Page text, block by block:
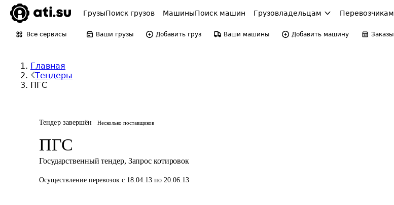
ГрузыПоиск грузов МашиныПоиск машин Грузовладельцам Перевозчикам
Все сервисы Ваши грузы Добавить груз Ваши машины Добавить машину Заказы
Главная
Тендеры
ПГС
Тендер завершён Несколько поставщиков
ПГС
Государственный тендер, Запрос котировок
Осуществление перевозок с 18.04.13 по 20.06.13